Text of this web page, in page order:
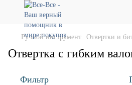
Ручной инструмент Отвертки и
Отвертка с гибким
Фильтр